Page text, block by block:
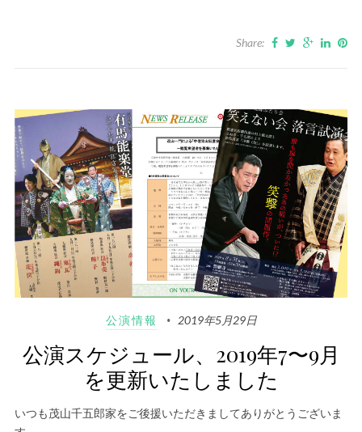
Share:
公演情報 2019年5月29日
公演スケジュール、2019年7〜9月
を更新いたしました
いつも茂山千五郎家をご後援いただきましてありがとうございま